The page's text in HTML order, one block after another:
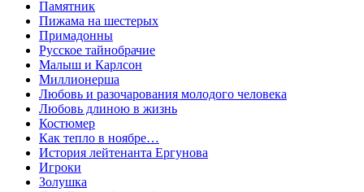
Памятник
Пижама на шестерых
Примадонны
Русское тайнобрачие
Малыш и Карлсон
Миллионерша
Любовь и разочарования молодого человека
Любовь длиною в жизнь
Костюмер
Как тепло в ноябре…
История лейтенанта Ергунова
Игроки
Золушка